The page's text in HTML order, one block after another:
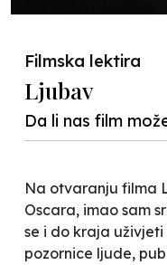
Filmska lektira
Ljubav
Da li nas film
Na otvaranju filma
Oscara, imao sam
se i do kraja
pozornice ljude,